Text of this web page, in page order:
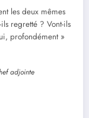
les deux mêmes
regretté ? Vont-ils
profondément »
adjointe